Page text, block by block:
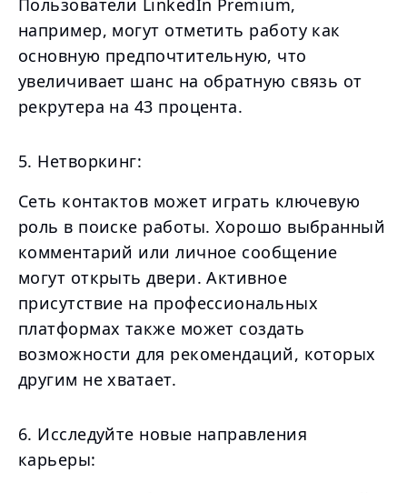
Пользователи LinkedIn Premium,
например, могут отметить работу как
основную предпочтительную, что
увеличивает шанс на обратную связь от
рекрутера на 43 процента.
5. Нетворкинг:
Сеть контактов может играть ключевую
роль в поиске работы. Хорошо выбранный
комментарий или личное сообщение
могут открыть двери. Активное
присутствие на профессиональных
платформах также может создать
возможности для рекомендаций, которых
другим не хватает.
6. Исследуйте новые направления
карьеры: